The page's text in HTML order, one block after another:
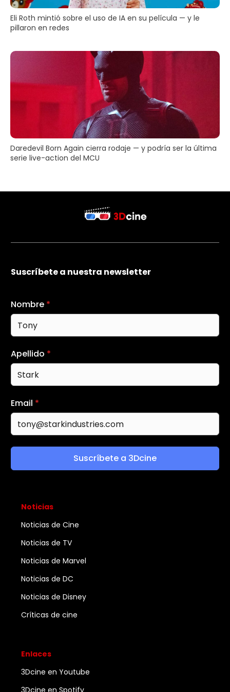
Eli Roth mintió sobre el uso de IA en su película — y le
pillaron en redes
Daredevil Born Again cierra rodaje — y podría ser la última
serie live-action del MCU
Suscríbete a nuestra newsletter
Nombre *
Apellido *
Email *
Suscríbete a 3Dcine
Noticias
Noticias de Cine
Noticias de TV
Noticias de Marvel
Noticias de DC
Noticias de Disney
Críticas de cine
Enlaces
3Dcine en Youtube